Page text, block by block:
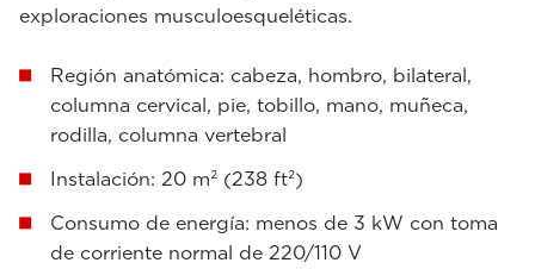
exploraciones musculoesqueléticas.
Región anatómica: cabeza, hombro, bilateral,
columna cervical, pie, tobillo, mano, muñeca,
rodilla, columna vertebral
Instalación: 20 m² (238 ft²)
Consumo de energía: menos de 3 kW con toma
de corriente normal de 220/110 V